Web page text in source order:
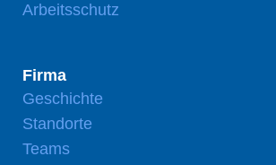
Arbeitsschutz
Firma
Geschichte
Standorte
Teams